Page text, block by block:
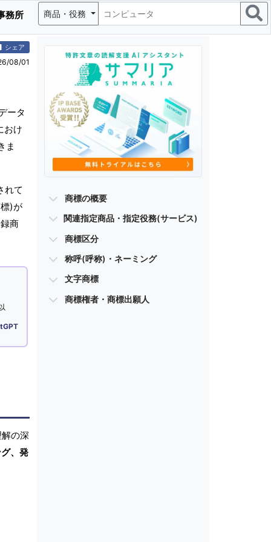
務所 商品・役務
シェア
08/01
ータ
おけ
ま
れて
)が
商
の深
、発
商標の概要
関連指定商品・指定役務(サービス)
商標区分
称呼(呼称)・ネーミング
文字商標
商標権者・商標出願人